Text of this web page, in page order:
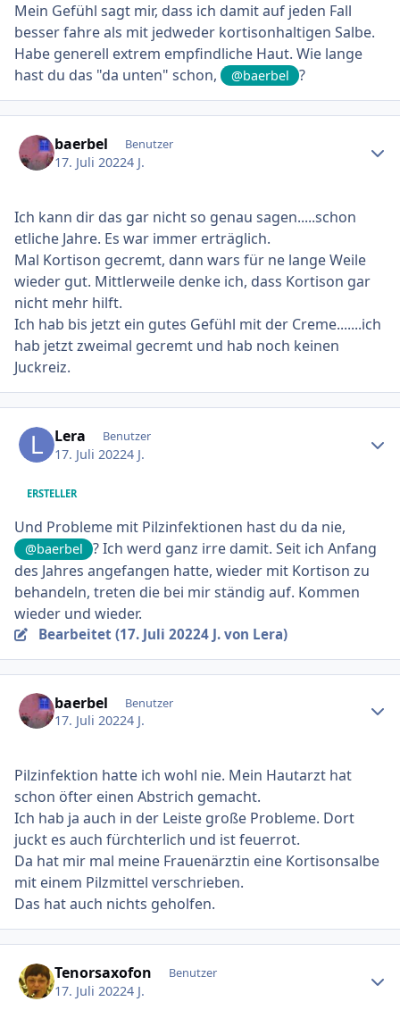
Mein Gefühl sagt mir, dass ich damit auf jeden Fall
besser fahre als mit jedweder kortisonhaltigen Salbe.
Habe generell extrem empfindliche Haut. Wie lange
hast du das "da unten" schon,
@baerbel ?
baerbel Benutzer
17. Juli 20224 J.
Ich kann dir das gar nicht so genau sagen.....schon
etliche Jahre. Es war immer erträglich.
Mal Kortison gecremt, dann wars für ne lange Weile
wieder gut. Mittlerweile denke ich, dass Kortison gar
nicht mehr hilft.
Ich hab bis jetzt ein gutes Gefühl mit der Creme.......ich
hab jetzt zweimal gecremt und hab noch keinen
Juckreiz.
Lera Benutzer
17. Juli 20224 J.
ERSTELLER
Und Probleme mit Pilzinfektionen hast du da nie,
@baerbel
? Ich werd ganz irre damit. Seit ich Anfang
des Jahres angefangen hatte, wieder mit Kortison zu
behandeln, treten die bei mir ständig auf. Kommen
wieder und wieder.
Bearbeitet (17. Juli 20224 J.von Lera)
baerbel Benutzer
17. Juli 20224 J.
Pilzinfektion hatte ich wohl nie. Mein Hautarzt hat
schon öfter einen Abstrich gemacht.
Ich hab ja auch in der Leiste große Probleme. Dort
juckt es auch fürchterlich und ist feuerrot.
Da hat mir mal meine Frauenärztin eine Kortisonsalbe
mit einem Pilzmittel verschrieben.
Das hat auch nichts geholfen.
Tenorsaxofon Benutzer
17. Juli 20224 J.